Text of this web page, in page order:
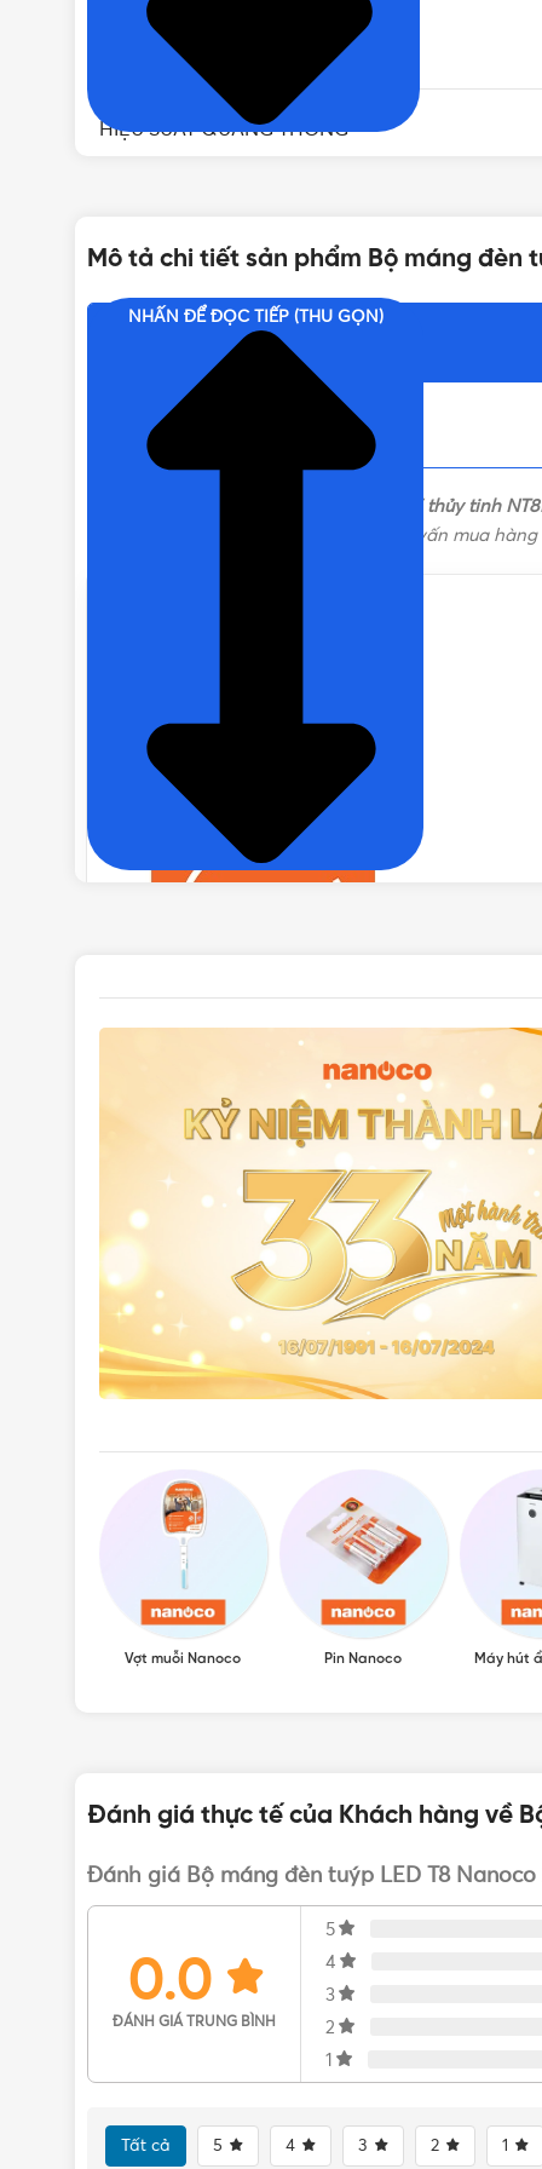
KÍCH THƯỚC
HIỆU SUẤT QUANG THÔNG
CẤP BẢO VỆ
Mô tả chi tiết sản phẩm Bộ máng đèn
Nội dung chính
Bộ máng đèn tuýp LED T8 Nanoco 20W thủy tinh
tôi theo các kênh bên dưới để được tư vấn mua hàng
Bộ máng đèn tuýp
NT8F1206 : Ánh sáng trắng 6500K
NHẤN ĐỂ ĐỌC TIẾP (THU GỌN)
Vợt muỗi Nanoco Pin Nanoco Máy hút
Đánh giá thực tế của Khách hàng về
Đánh giá Bộ máng đèn tuýp LED T8 Nanoco
0.0
ĐÁNH GIÁ TRUNG BÌNH
5
4
3
2
1
Tất cả 5 4 3 2 1